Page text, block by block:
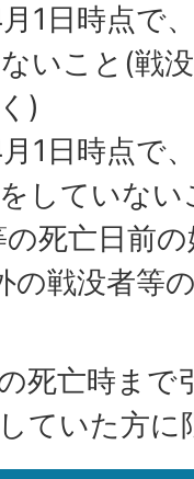
1日時点で
いこと(戦
)
1日時点で
していない
の死亡日前
の戦没者等
死亡時まで
ていた方に